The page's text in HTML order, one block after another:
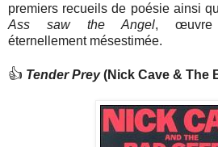
premiers recueils de poésie ainsi
Ass saw the Angel, œuvre
éternellement mésestimée.
👍 Tender Prey(Nick Cave & The